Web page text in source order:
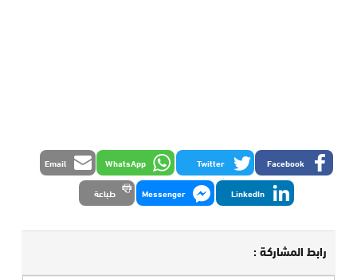
Facebook
Twitter
WhatsApp
Email
LinkedIn
Messenger طباعة
رابط المشاركة :